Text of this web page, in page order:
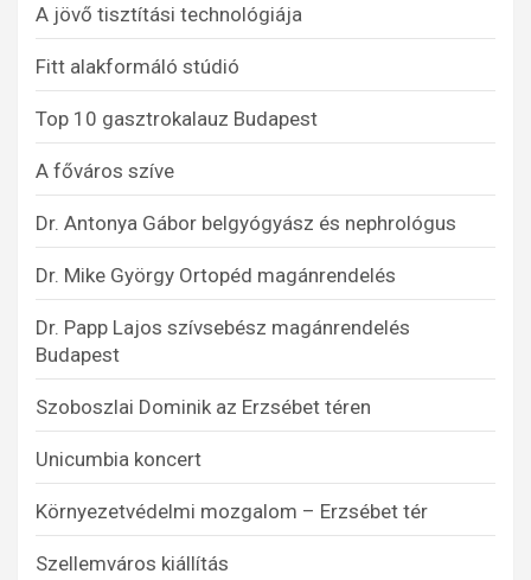
A jövő tisztítási technológiája
Fitt alakformáló stúdió
Top 10 gasztrokalauz Budapest
A főváros szíve
Dr. Antonya Gábor belgyógyász és nephrológus
Dr. Mike György Ortopéd magánrendelés
Dr. Papp Lajos szívsebész magánrendelés
Budapest
Szoboszlai Dominik az Erzsébet téren
Unicumbia koncert
Környezetvédelmi mozgalom – Erzsébet tér
Szellemváros kiállítás